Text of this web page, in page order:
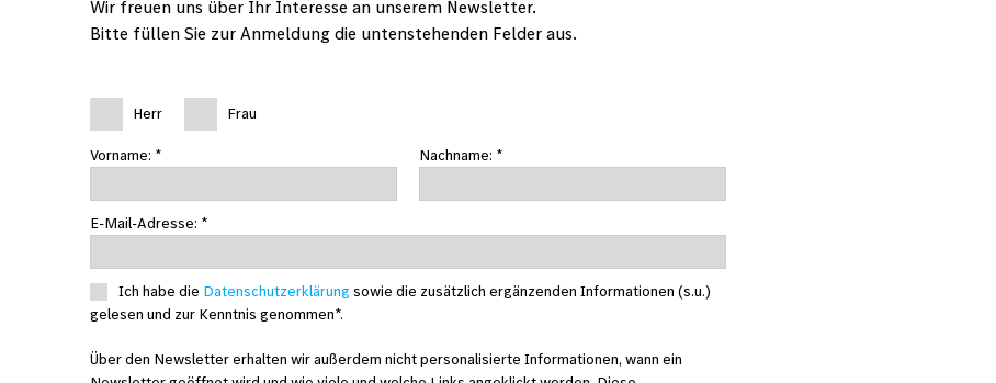
Wir freuen uns über Ihr Interesse an unserem Newsletter.
Bitte füllen Sie zur Anmeldung die untenstehenden Felder aus.
Herr Frau
Vorname: * Nachname: *
E-Mail-Adresse: *
Ich habe die Datenschutzerklärung sowie die zusätzlich ergänzenden Informationen (s.u.)
gelesen und zur Kenntnis genommen*.
Über den Newsletter erhalten wir außerdem nicht personalisierte Informationen, wann ein